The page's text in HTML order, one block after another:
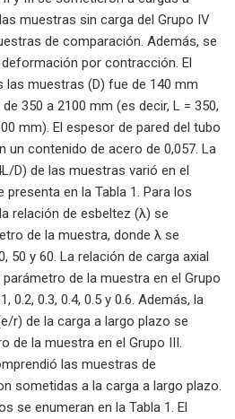
muestras sin carga del Grupo IV
de comparación. Además, se
por contracción. El
muestras (D) fue de 140 mm
350 a 2100 mm (es decir, L = 350,
mm). El espesor de pared del tubo
un contenido de acero de 0,057. La
D) de las muestras varió en el
en la Tabla 1. Para los
relación de esbeltez (λ) se
de la muestra, donde λ se
50 y 60. La relación de carga axial
de la muestra en el Grupo
0.2, 0.3, 0.4, 0.5 y 0.6. Además, la
r) de la carga a largo plazo se
de la muestra en el Grupo III.
las muestras de
sometidas a la carga a largo plazo.
se enumeran en la Tabla 1. El